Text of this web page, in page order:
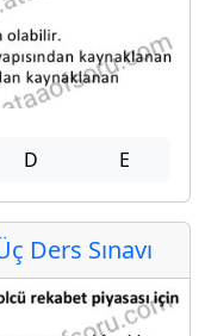
D E
Ders Sınavı